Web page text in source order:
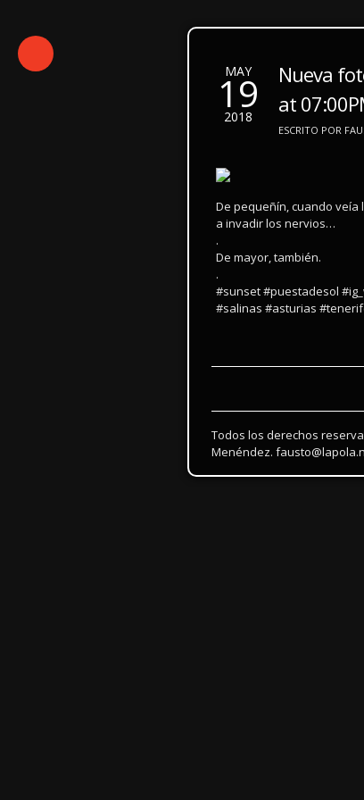
MAY
19
2018
Nueva
at
ESCRITO POR
De pequeñín, cuando veía
a invadir los nervios…
.
De mayor, también.
.
#sunset #puestadesol
#salinas #asturias
Todos los derechos
Menéndez.